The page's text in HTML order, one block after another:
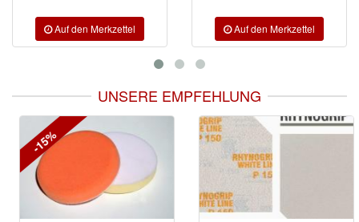
UNSERE EMPFEHLUNG
-15%